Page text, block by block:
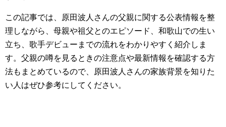
この記事では、原田波人さんの父親に関する公表情報を整
理しながら、母親や祖父とのエピソード、和歌山での生い
立ち、歌手デビューまでの流れをわかりやすく紹介しま
す。父親の噂を見るときの注意点や最新情報を確認する方
法もまとめているので、原田波人さんの家族背景を知りた
い人はぜひ参考にしてください。